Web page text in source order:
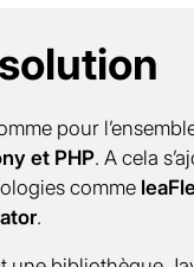
pour
et PHP. A cela
comme
.